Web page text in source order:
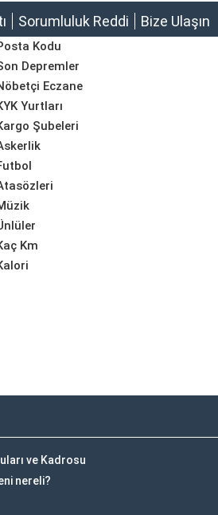
Sorumluluk Reddi Bize Ulaşın
Kodu
Depremler
Eczane
Yurtları
Şubeleri
Km
ve Kadrosu
nereli?